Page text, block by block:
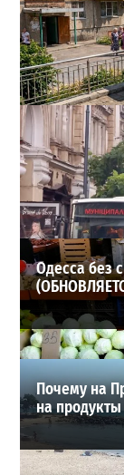
Одесса может
эксперт
2026-08-07
ВИБОР РЕДАКЦИИ
Одесса без
Почему на
на продукты